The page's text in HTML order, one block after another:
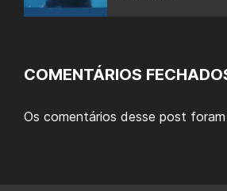
COMENTÁRIOS
Os comentários desse post